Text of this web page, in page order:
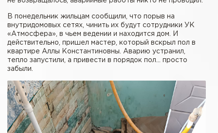
В понедельник жильцам сообщили, что порыв на
внутридомовых сетях, чинить их будут сотрудники УК
«Атмосфера», в чьем ведении и находится дом. И
действительно, пришел мастер, который вскрыл пол в
квартире Аллы Константиновны. Аварию устранил,
тепло запустили, а привести в порядок пол… просто
забыли.